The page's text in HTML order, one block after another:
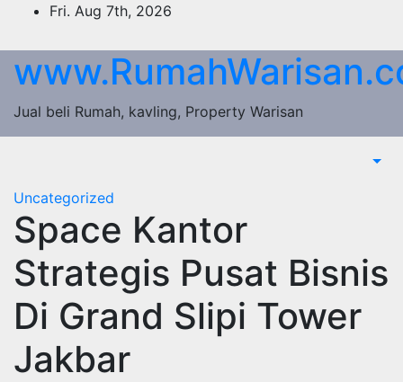
content
Fri. Aug 7th, 2026
Jual beli Rumah, kavling, Property Warisan
Uncategorized
Space Kantor
Strategis Pusat Bisnis
Di Grand Slipi Tower
Jakbar